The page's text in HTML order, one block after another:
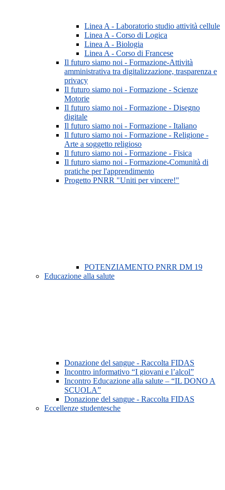
Linea A - Laboratorio studio attività cellule
Linea A - Corso di Logica
Linea A - Biologia
Linea A - Corso di Francese
Il futuro siamo noi - Formazione-Attività
amministrativa tra digitalizzazione, trasparenza e
privacy
Il futuro siamo noi - Formazione - Scienze
Motorie
Il futuro siamo noi - Formazione - Disegno
digitale
Il futuro siamo noi - Formazione - Italiano
Il futuro siamo noi - Formazione - Religione -
Arte a soggetto religioso
Il futuro siamo noi - Formazione - Fisica
Il futuro siamo noi - Formazione-Comunità di
pratiche per l'apprendimento
Progetto PNRR "Uniti per vincere!"
POTENZIAMENTO PNRR DM 19
Educazione alla salute
Donazione del sangue - Raccolta FIDAS
Incontro informativo “I giovani e l’alcol”
Incontro Educazione alla salute – “IL DONO A
SCUOLA”
Donazione del sangue - Raccolta FIDAS
Eccellenze studentesche